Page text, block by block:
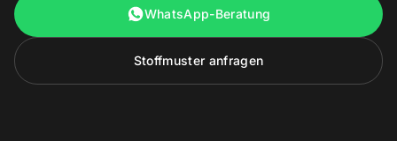
WhatsApp-Beratung
Stoffmuster anfragen